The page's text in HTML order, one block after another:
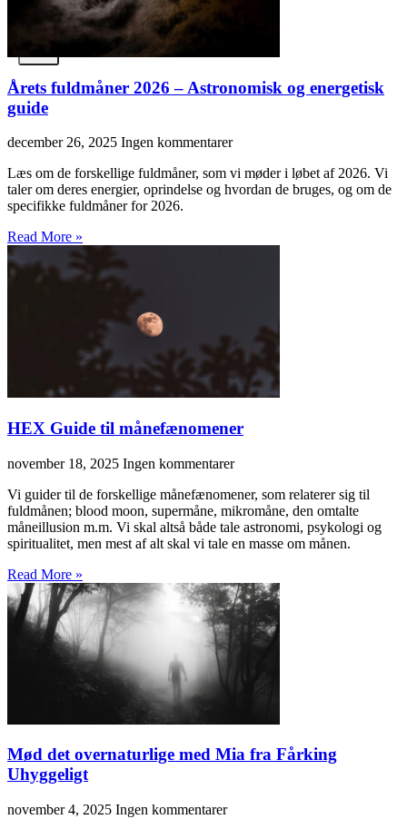
Årets fuldmåner 2026 – Astronomisk og energetisk
guide
december 26, 2025 Ingen kommentarer
Læs om de forskellige fuldmåner, som vi møder i løbet af 2026. Vi
taler om deres energier, oprindelse og hvordan de bruges, og om de
specifikke fuldmåner for 2026.
Read More »
HEX Guide til månefænomener
november 18, 2025 Ingen kommentarer
Vi guider til de forskellige månefænomener, som relaterer sig til
fuldmånen; blood moon, supermåne, mikromåne, den omtalte
måneillusion m.m. Vi skal altså både tale astronomi, psykologi og
spiritualitet, men mest af alt skal vi tale en masse om månen.
Read More »
Mød det overnaturlige med Mia fra Fårking
Uhyggeligt
november 4, 2025 Ingen kommentarer